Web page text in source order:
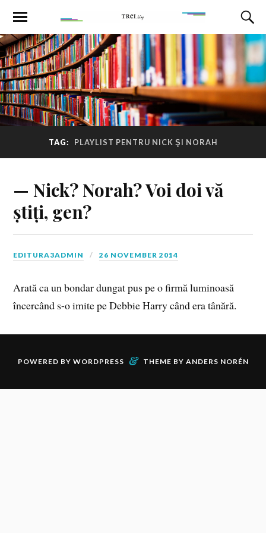
TAG: PLAYLIST PENTRU NICK ŞI NORAH
— Nick? Norah? Voi doi vă
știți, gen?
EDITURA3ADMIN 26 NOVEMBER 2014
Arată ca un bondar dungat pus pe o firmă luminoasă
încercând s-o imite pe Debbie Harry când era tânără.
POWERED BY WORDPRESS & THEME BY ANDERS NORÉN